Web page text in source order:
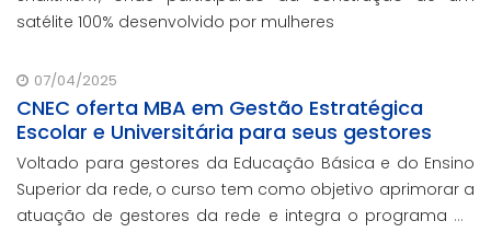
satélite 100% desenvolvido por mulheres
07/04/2025
CNEC oferta MBA em Gestão Estratégica
Escolar e Universitária para seus gestores
Voltado para gestores da Educação Básica e do Ensino
Superior da rede, o curso tem como objetivo aprimorar a
atuação de gestores da rede e integra o programa de